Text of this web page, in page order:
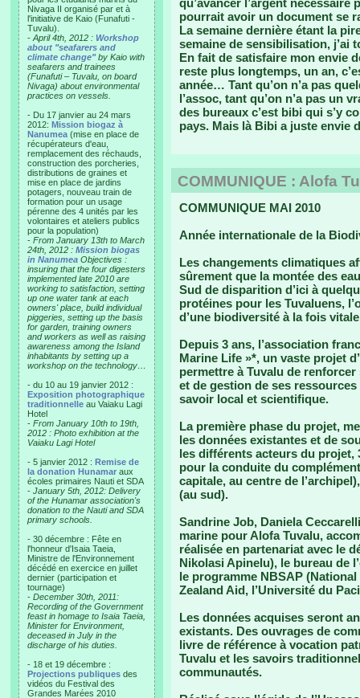
Nivaga II organisé par et à
l'initiative de Kaio (Funafuti -
Tuvalu).
- April 4th, 2012 : Workshop
about "seafarers and
climate change"by Kaio with
seafarers and trainees
(Funafuti – Tuvalu, on board
Nivaga) about environmental
practices on vessels.
- Du 17 janvier au 24 mars
2012: Mission biogaz à
Nanumea (mise en place de
récupérateurs d'eau,
remplacement des réchauds,
construction des porcheries,
distributions de graines et
mise en place de jardins
potagers, nouveau train de
formation pour un usage
pérenne des 4 unités par les
volontaires et ateliers publics
pour la population)
- From January 13th to March
24th, 2012 : Mission biogas
in Nanumea Objectives :
insuring that the four digesters
implemented late 2010 are
working to satisfaction, setting
up one water tank at each
owners' place, build individual
piggeries, setting up the basis
for garden, training owners
and workers as well as raising
awareness among the Island
inhabitants by setting up a
workshop on the technology…
- du 10 au 19 janvier 2012 :
Exposition photographique
traditionnelle au Vaiaku Lagi
Hotel
- From January 10th to 19th,
2012 : Photo exhibition at the
Vaiaku Lagi Hotel
- 5 janvier 2012 : Remise de
la donation Hunamar aux
écoles primaires Nauti et SDA
- January 5th, 2012: Delivery
of the Hunamar association's
donation to the Nauti and SDA
primary schools.
- 30 décembre : Fête en
l'honneur d'Isaia Taeia,
Ministre de l'Environnement
décédé en exercice en juillet
dernier (participation et
tournage)
- December 30th, 2011:
Recording of the Government
feast in homage to Isaia Taeia,
Minister for Environment,
deceased in July in the
discharge of his duties.
- 18 et 19 décembre :
Projections publiques des
vidéos du Festival des
Grandes Marées 2010
qu’avancer l’argent
pourrait avoir un document se
La semaine dernière étant la
semaine de sensibilisation, j’ai
En fait de satisfaire mon envie
reste plus longtemps, un an,
année… Tant qu’on n’a pas
l’assoc, tant qu’on n’a pas un
des bureaux c’est bibi qui s’y
pays. Mais là Bibi a juste envie
COMMUNIQUE : Alofa
COMMUNIQUE MAI 2010
Année internationale de la
Les changements climatiques
sûrement que la montée des
Sud de disparition d’ici à
protéines pour les Tuvaluens,
d’une biodiversité à la fois
Depuis 3 ans, l’association
Marine Life »*, un vaste projet
permettre à Tuvalu de
et de gestion de ses
savoir local et scientifique.
La première phase du projet,
les données existantes et de
les différents acteurs du projet,
pour la conduite du
capitale, au centre de
(au sud).
Sandrine Job, Daniela
marine pour Alofa Tuvalu,
réalisée en partenariat avec le
Nikolasi Apinelu), le bureau de
le programme NBSAP
Zealand Aid, l’Université du
Les données acquises seront
existants. Des ouvrages de
livre de référence à vocation
Tuvalu et les savoirs
communautés.